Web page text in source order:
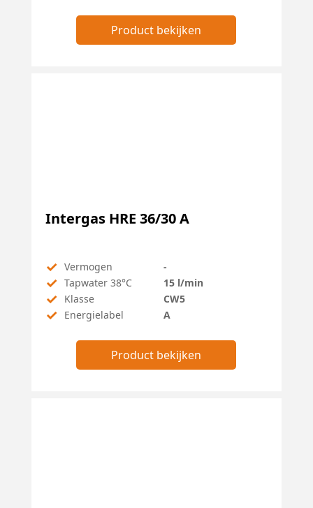
Product bekijken
Intergas HRE 36/30 A
✓
✓
✓
✓
Vermogen
Tapwater 38°C
Klasse
Energielabel
-
15 l/min
CW5
A
Product bekijken